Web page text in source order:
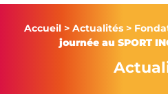
Accueil> Actualités>
journée au SPORT